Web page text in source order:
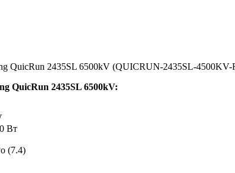
QuicRun 2435SL 6500kV (QUICRUN-2435SL-
QuicRun 2435SL 6500kV:
Вт
(7.4)